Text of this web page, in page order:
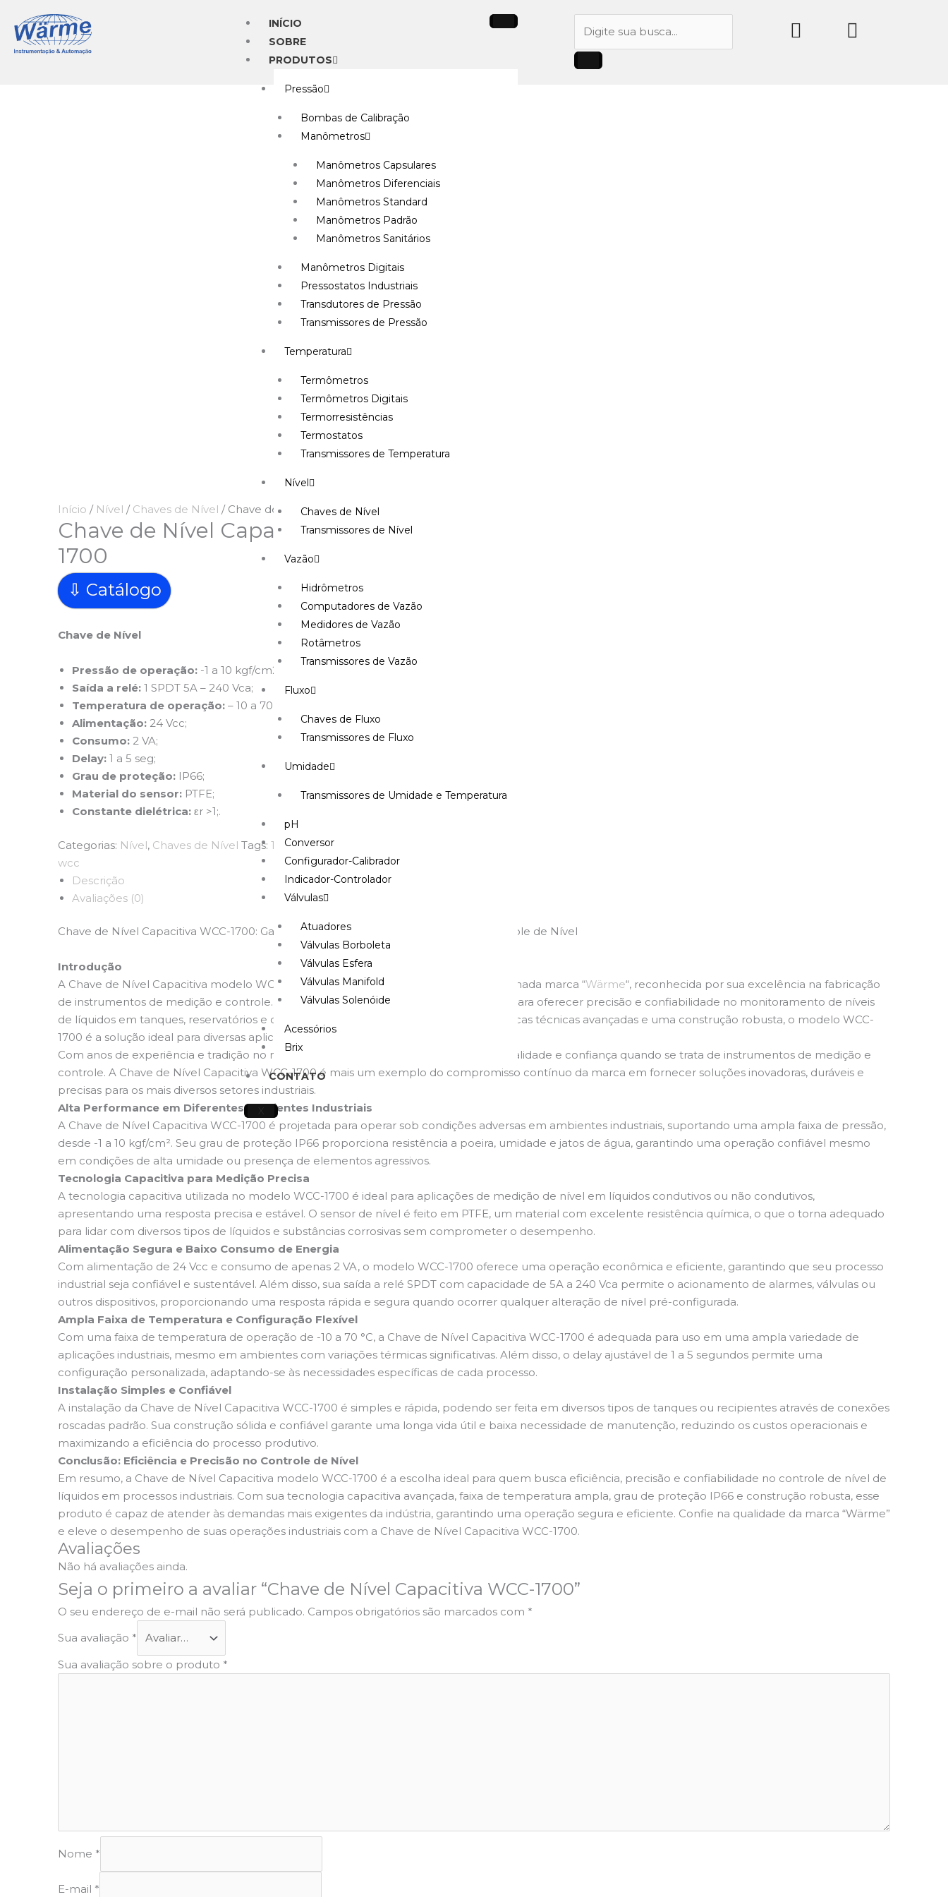
para
INÍCIO
SOBRE
PRODUTOS
Pressão
Bombas de Calibração
Manômetros
Manômetros Capsulares
Manômetros Diferenciais
Manômetros Standard
Manômetros Padrão
Manômetros Sanitários
Manômetros Digitais
Pressostatos Industriais
Transdutores de Pressão
Transmissores de Pressão
Temperatura
Termômetros
Termômetros Digitais
Termorresistências
Termostatos
Transmissores de Temperatura
Nível
Chaves de Nível
Transmissores de Nível
Vazão
Hidrômetros
Computadores de Vazão
Medidores de Vazão
Rotâmetros
Transmissores de Vazão
Fluxo
Chaves de Fluxo
Transmissores de Fluxo
Umidade
Transmissores de Umidade e Temperatura
pH
Conversor
Configurador-Calibrador
Indicador-Controlador
Válvulas
Atuadores
Válvulas Borboleta
Válvulas Esfera
Válvulas Manifold
Válvulas Solenóide
Acessórios
Brix
CONTATO
produtos
Início / Nível / Chaves de Nível / Chave de Nível Capacitiva WCC-1700
Chave de Nível Capacitiva WCC-
1700
⇩ Catálogo
Chave de Nível
Pressão de operação: -1 a 10 kgf/cm2;
Saída a relé: 1 SPDT 5A – 240 Vca;
Temperatura de operação: – 10 a 70 °C;
Alimentação: 24 Vcc;
Consumo: 2 VA;
Delay: 1 a 5 seg;
Grau de proteção: IP66;
Material do sensor: PTFE;
Constante dielétrica: εr >1;.
Categorias: Nível, Chaves de Nível Tags: 1700,capacitiva
wcc
Descrição
Avaliações (0)
Chave de Nível Capacitiva WCC-1700: Garantia de Precisão e Confiabilidade em Controle de Nível
Introdução
A Chave de Nível Capacitiva modelo WCC-1700 é mais um produto inovador da renomada marca “Wärme“, reconhecida por sua excelência na fabricação
de instrumentos de medição e controle. Esse dispositivo é especialmente projetado para oferecer precisão e confiabilidade no monitoramento de níveis
de líquidos em tanques, reservatórios e outros recipientes industriais. Com características técnicas avançadas e uma construção robusta, o modelo WCC-
1700 é a solução ideal para diversas aplicações em processos
Com anos de experiência e tradição no mercado, a marca “Wärme” é sinônimo de qualidade e confiança quando se trata de instrumentos de medição e
controle. A Chave de Nível Capacitiva WCC-1700 é mais um exemplo do compromisso contínuo da marca em fornecer soluções inovadoras, duráveis e
precisas para os mais diversos setores industriais.
Alta Performance em Diferentes Ambientes Industriais
A Chave de Nível Capacitiva WCC-1700 é projetada para operar sob condições adversas em ambientes industriais, suportando uma ampla faixa de pressão,
desde -1 a 10 kgf/cm². Seu grau de proteção IP66 proporciona resistência a poeira, umidade e jatos de água, garantindo uma operação confiável mesmo
em condições de alta umidade ou presença de elementos agressivos.
Tecnologia Capacitiva para Medição Precisa
A tecnologia capacitiva utilizada no modelo WCC-1700 é ideal para aplicações de medição de nível em líquidos condutivos ou não condutivos,
apresentando uma resposta precisa e estável. O sensor de nível é feito em PTFE, um material com excelente resistência química, o que o torna adequado
para lidar com diversos tipos de líquidos e substâncias corrosivas sem comprometer o desempenho.
Alimentação Segura e Baixo Consumo de Energia
Com alimentação de 24 Vcc e consumo de apenas 2 VA, o modelo WCC-1700 oferece uma operação econômica e eficiente, garantindo que seu processo
industrial seja confiável e sustentável. Além disso, sua saída a relé SPDT com capacidade de 5A a 240 Vca permite o acionamento de alarmes, válvulas ou
outros dispositivos, proporcionando uma resposta rápida e segura quando ocorrer qualquer alteração de nível pré-configurada.
Ampla Faixa de Temperatura e Configuração Flexível
Com uma faixa de temperatura de operação de -10 a 70 °C, a Chave de Nível Capacitiva WCC-1700 é adequada para uso em uma ampla variedade de
aplicações industriais, mesmo em ambientes com variações térmicas significativas. Além disso, o delay ajustável de 1 a 5 segundos permite uma
configuração personalizada, adaptando-se às necessidades específicas de cada processo.
Instalação Simples e Confiável
A instalação da Chave de Nível Capacitiva WCC-1700 é simples e rápida, podendo ser feita em diversos tipos de tanques ou recipientes através de conexões
roscadas padrão. Sua construção sólida e confiável garante uma longa vida útil e baixa necessidade de manutenção, reduzindo os custos operacionais e
maximizando a eficiência do processo produtivo.
Conclusão: Eficiência e Precisão no Controle de Nível
Em resumo, a Chave de Nível Capacitiva modelo WCC-1700 é a escolha ideal para quem busca eficiência, precisão e confiabilidade no controle de nível de
líquidos em processos industriais. Com sua tecnologia capacitiva avançada, faixa de temperatura ampla, grau de proteção IP66 e construção robusta, esse
produto é capaz de atender às demandas mais exigentes da indústria, garantindo uma operação segura e eficiente. Confie na qualidade da marca “Wärme”
e eleve o desempenho de suas operações industriais com a Chave de Nível Capacitiva WCC-1700.
Avaliações
Não há avaliações ainda.
Seja o primeiro a avaliar “Chave de Nível Capacitiva WCC-1700”
O seu endereço de e-mail não será publicado. Campos obrigatórios são marcados com *
Sua avaliação *
Sua avaliação sobre o produto *
Nome *
E-mail *